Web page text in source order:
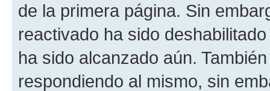
de la primera página. Sin
reactivado ha sido
ha sido alcanzado aún.
respondiendo al mismo, sin